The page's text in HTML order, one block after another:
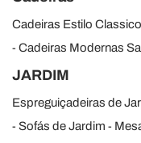
Cadeiras Estilo Classico
Cadeiras Modernas
JARDIM
Espreguiçadeiras de
Sofás de Jardim